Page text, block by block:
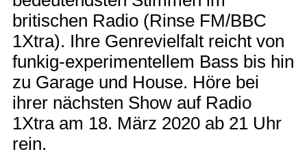
britischen Radio (Rinse FM/BBC
1Xtra). Ihre Genrevielfalt reicht von
funkig-experimentellem Bass bis hin
zu Garage und House. Höre bei
ihrer nächsten Show auf Radio
1Xtra am 18. März 2020 ab 21 Uhr
rein.